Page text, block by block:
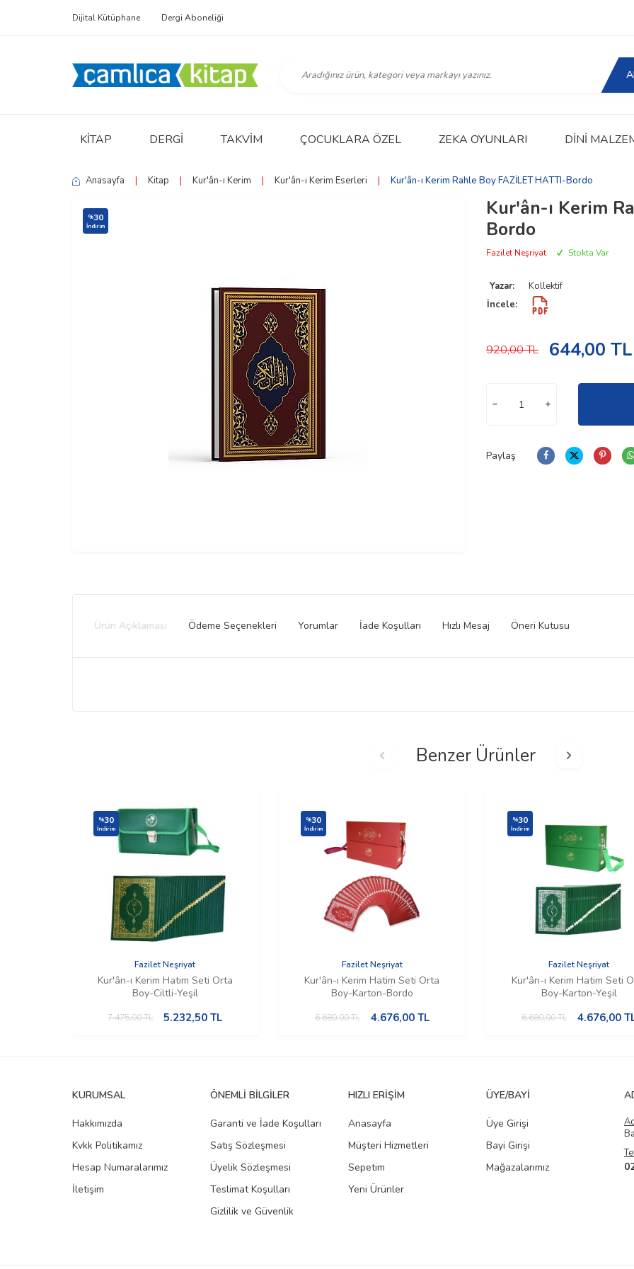
Dijital Kütüphane Dergi Aboneliği
KITAP DERGI TAKVIM ÇOCUKLARA ÖZEL ZEKA OYUNLARI DINI
Anasayfa | Kitap | Kur'ân-ı Kerim | Kur'ân-ı Kerim Eserleri | Kur'ân-ı Kerim Rahle Boy FAZİLET HATTI-Bordo
%30
İndirim
Kur'ân-ı Kerim
Bordo
Fazilet Neşriyat Stokta Var
Yazar:
Kollektif
İncele:
920,00TL 644,00 TL
Paylaş
Ürün Açıklaması Ödeme Seçenekleri Yorumlar İade Koşulları Hızlı Mesaj Öneri Kutusu
Benzer Ürünler
%30
İndirim
Fazilet Neşriyat
Kur'ân-ı Kerim Hatim Seti Orta
Boy-Ciltli-Yeşil
7.475,00TL 5.232,50 TL
%30
İndirim
Fazilet Neşriyat
Kur'ân-ı Kerim Hatim Seti Orta
Boy-Karton-Bordo
6.680,00TL 4.676,00TL
%30
İndirim
Fazilet Neşriyat
Kur'ân-ı Kerim Hatim Seti
Boy-Karton-Yeşil
6.680,00TL 4.676,00
KURUMSAL
Hakkımızda
Kvkk Politikamız
Hesap Numaralarımız
İletişim
ÖNEMLI BILGILER
Garanti ve İade Koşulları
Satış Sözleşmesi
Üyelik Sözleşmesi
Teslimat Koşulları
Gizlilik ve Güvenlik
HIZLI ERIŞIM
Anasayfa
Müşteri Hizmetleri
Sepetim
Yeni Ürünler
ÜYE/BAYI
Üye Girişi
Bayi Girişi
Mağazalarımız